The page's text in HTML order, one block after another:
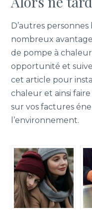
D’autres
nombreux
de pompe à
opportunité et
cet article pour
chaleur et ainsi
sur vos factures
l’environnement.